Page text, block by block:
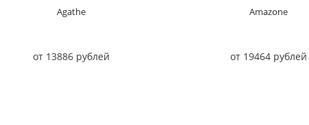
Agathe
от 13886 рублей
Amazone
от 19464 рублей